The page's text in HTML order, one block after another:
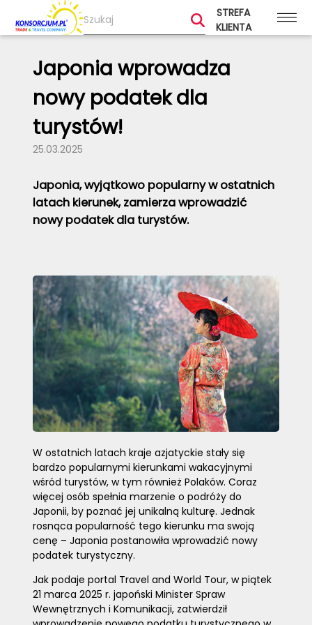
STREFA
KLIENTA
Japonia wprowadza
nowy podatek dla
turystów!
25.03.2025
Japonia, wyjątkowo popularny w ostatnich
latach kierunek, zamierza wprowadzić
nowy podatek dla turystów.
W ostatnich latach kraje azjatyckie stały się
bardzo popularnymi kierunkami wakacyjnymi
wśród turystów, w tym również Polaków. Coraz
więcej osób spełnia marzenie o podróży do
Japonii, by poznać jej unikalną kulturę. Jednak
rosnąca popularność tego kierunku ma swoją
cenę – Japonia postanowiła wprowadzić nowy
podatek turystyczny.
Jak podaje portal Travel and World Tour, w piątek
21 marca 2025 r. japoński Minister Spraw
Wewnętrznych i Komunikacji, zatwierdził